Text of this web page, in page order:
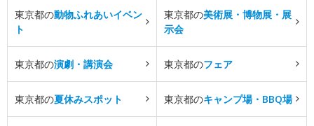
東京都の動物ふれあいイベン
ト
東京都の美術展・博物展・展
示会
東京都の演劇・講演会 東京都のフェア
東京都の夏休みスポット 東京都のキャンプ場・BBQ場